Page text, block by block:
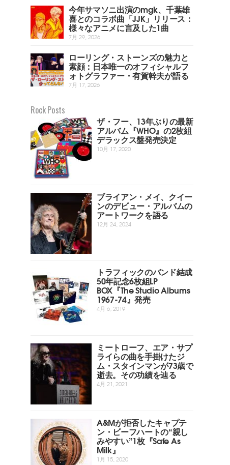
今年サマソニ出演のmgk、千葉雄
喜とのコラボ曲「JJK」リリース：
様々なアニメに言及した1曲
7月 29, 2026
ローリング・ストーンズの魅力と
素顔：日本唯一のオフィシャルフ
ォトグラファー・有賀幹夫が語る
7月 17, 2026
Rock Posts
ザ・フー、13年ぶりの最新
アルバム『WHO』の2枚組
デラックス盤発売決定
10月 17, 2020
ブライアン・メイ、クイー
ンのデビュー・アルバムの
アートワークを語る
12月 24, 2024
トラフィックのバンド結成
50年記念6枚組LP
BOX『The Studio Albums
1967-74』発売
4月 6, 2019
ミートローフ、エア・サプ
ライらの曲を手掛けたジ
ム・スタインマンが73歳で
逝去。その功績を辿る
4月 21, 2021
A&Mが拒否したキャプテ
ン・ビーフハートの“親し
みやすい”1枚『Safe As
Milk』
1月 15, 2020